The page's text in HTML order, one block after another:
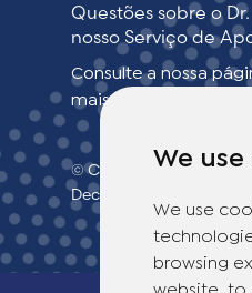
We
We use
browsing
Questões sobre o
nosso Serviço de
Consulte a nossa
mais informações.
© Copyright 2026
Declaração de